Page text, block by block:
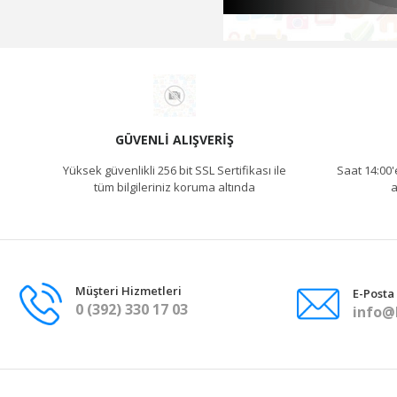
GÜVENLI ALIŞVERIŞ
Yüksek güvenlikli 256 bit SSL Sertifikası ile
tüm bilgileriniz koruma altında
Saat
Müşteri Hizmetleri
0 (392) 330 17 03
E-Posta